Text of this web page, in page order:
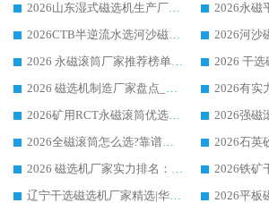
2026山东湿式磁选机生产厂家推荐：华体会手机网页版-华体会(中国) ，深耕磁电领域十余载
2026CTB半逆流水选河沙磁选机哪家好_华体会手机网页版-华体会(中国) _值得信赖
2026 永磁滚筒厂家推荐榜单：技术与实力双驱，华体会手机网页版-华体会(中国) 表现突出
2026 磁选机制造厂家盘点_华体会手机网页版-华体会(中国) _综合实力剖析
2026矿用RCT永磁滚筒优选厂家_华体会手机网页版-华体会(中国) 领衔靠谱品牌盘点
2026全磁滚筒怎么选?靠谱厂家推荐，口碑之选华体会手机网页版-华体会(中国)
2026 磁选机厂家实力排名：技术与实力双轮驱动，华体会手机网页版-华体会(中国) 领跑
辽宁干选磁选机厂家精选|华体会手机网页版-华体会(中国) 硬核实力领跑行业标杆